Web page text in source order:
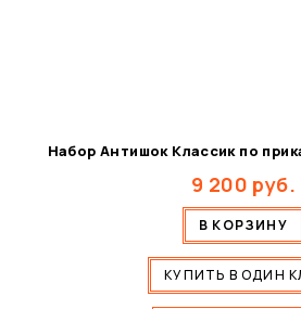
Набор Антишок Классик по
9 200 руб.
В КОРЗИНУ
КУПИТЬ В ОДИН